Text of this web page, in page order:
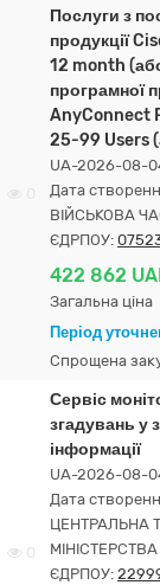
Послуги з
продукції
12 month
програмної
AnyConnect
25-99 Users
UA-2026-08-
Дата
ВІЙСЬКОВА
ЄДРПОУ:
422 862
Загальна ціна
Період
Спрощена
0
Сервіс
згадувань у
інформації
UA-2026-08-
Дата
ЦЕНТРАЛЬНА
ЄДРПОУ: